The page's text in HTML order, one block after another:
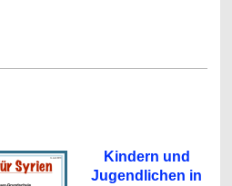
Kindern und
Jugendlichen in